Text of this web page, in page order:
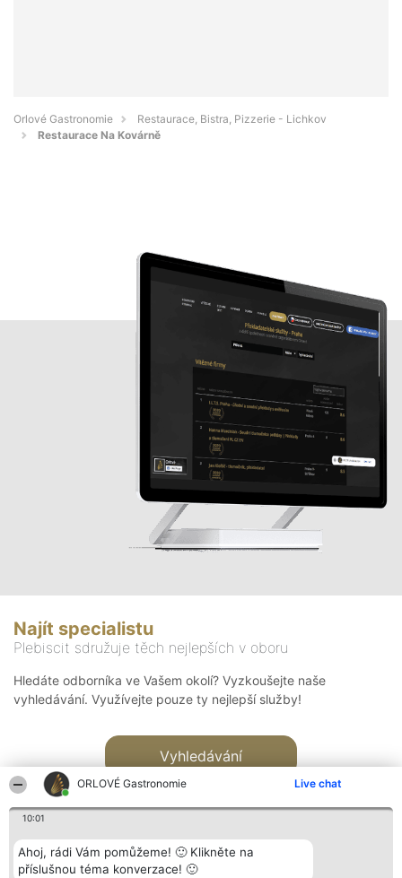
ORLOVÉ Gastronomie Live chat
10:01
Ahoj, rádi Vám pomůžeme! 🙂 Klikněte na
příslušnou téma konverzace! 🙂
Orlové Gastronomie
Restaurace, Bistra, Pizzerie - Lichkov
Restaurace Na Kovárně
Najít specialistu
Plebiscit sdružuje těch nejlepších v oboru
Hledáte odborníka ve Vašem okolí? Vyzkoušejte naše
vyhledávání. Využívejte pouze ty nejlepší služby!
Vyhledávání